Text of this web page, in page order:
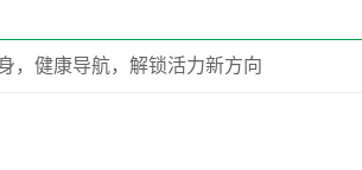
，健康导航，解锁活力新方向